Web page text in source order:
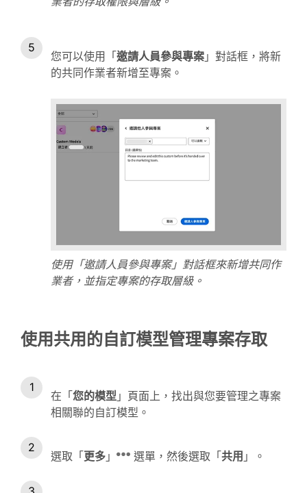
您可以使用「邀請人員參與專案 」對話框，將新
的共同作業者新增至專案。
使用「邀請人員參與專案」對話框來新增共同作
業者，並指定專案的存取層級。
使用共用的自訂模型管理專案存取
在「您的模型 」頁面上，找出與您要管理之專案
相關聯的自訂模型。
選取「更多 」 選單，然後選取「共用 」。